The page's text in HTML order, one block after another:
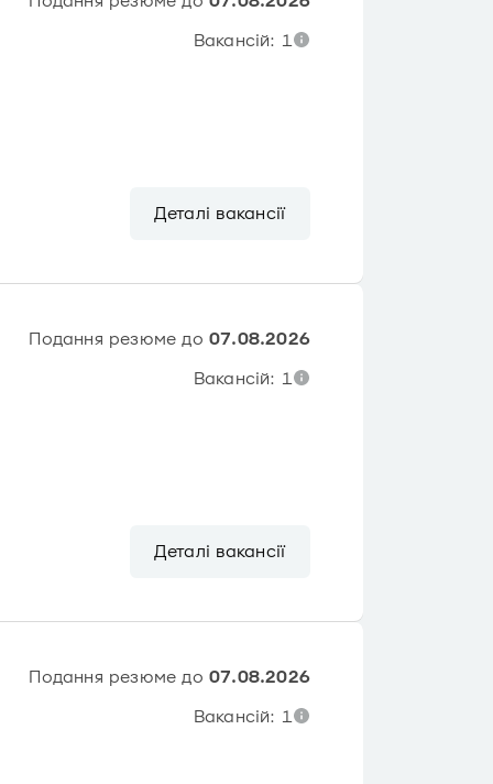
Вакансій: 1
Деталі вакансії
Подання резюме до 07.08.2026
Вакансій: 1
Деталі вакансії
Подання резюме до 07.08.2026
Вакансій: 1